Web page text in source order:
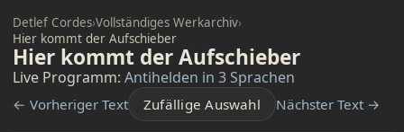
Detlef Cordes›Vollständiges Werkarchiv›
Hier kommt der Aufschieber
Hier kommt der Aufschieber
Live Programm: Antihelden in 3 Sprachen
← Vorheriger Text Zufällige Auswahl Nächster Text →